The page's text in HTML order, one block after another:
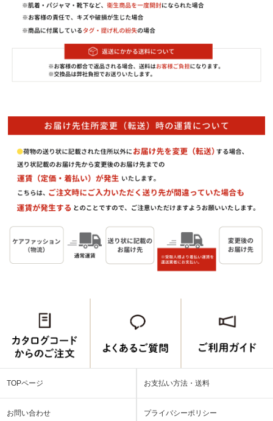
TOPページ お支払い方法・送料
お問い合わせ プライバシーポリシー